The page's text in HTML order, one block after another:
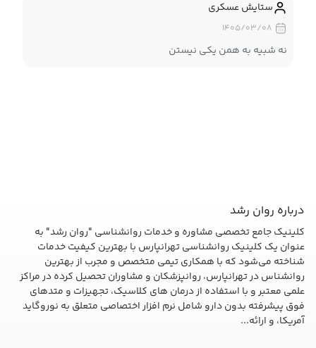
ستایش عسکری
۱۴۰۵/۰۳/۰۸
نه شبیه به همن یکی نیستن
درباره روان رشد
کلینیک جامع تخصصی مشاوره و خدمات روانشناسی "روان رشد" به
عنوان یک کلینیک روانشناسی تهرانپارس با بهترین کیفیت خدمات
شناخته می‌شود که با همکاری تیمی متخصص و مجرب از بهترین
روانشناس در تهرانپارس، روانپزشکان و مشاوران تحصیل کرده در مراکز
علمی معتبر و با استفاده از درمان های کلاسیک، تجهیزات و متدهای
فوق پیشرفته بدون دارو شامل نرم افزار اختصاصی متعلق به نوروگاید
آمریکا، و ارائه...